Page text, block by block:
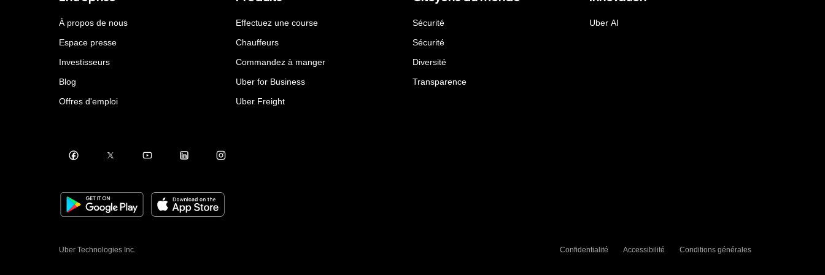
À propos de nous
Espace presse
Investisseurs
Blog
Offres d'emploi
Effectuez une course
Chauffeurs
Commandez à manger
Uber for Business
Uber Freight
Sécurité
Sécurité
Diversité
Transparence
Uber AI
Uber Technologies Inc. Confidentialité Accessibilité Conditions générales